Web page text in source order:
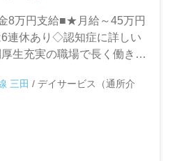
8万円支給■★月給～45万円
連休あり◇認知症に詳しい
生充実の職場で長く働きま
三田 / デイサービス（通所介